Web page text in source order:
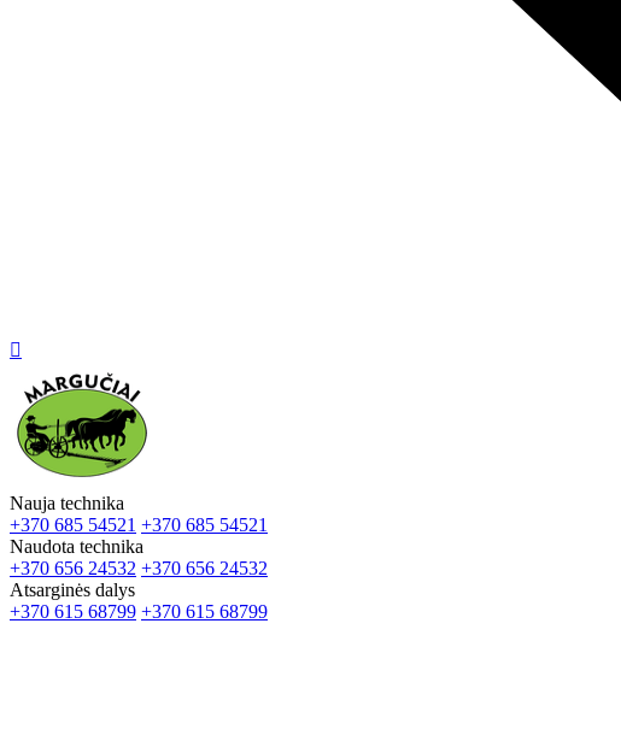

Nauja technika
+370 685 54521 +370 685 54521
Naudota technika
+370 656 24532 +370 656 24532
Atsarginės dalys
+370 615 68799 +370 615 68799